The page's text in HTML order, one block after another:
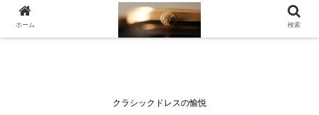
クラシックドレスの愉悦
ホーム 検索